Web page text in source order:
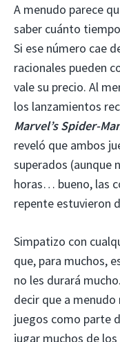
A menudo parece
saber cuánto
Si ese número cae
racionales pueden
vale su precio. Al
los lanzamientos
Marvel’s Spider-
reveló que ambos
superados (aunque
horas… bueno, las
repente estuvieron
Simpatizo con
que, para muchos,
no les durará
decir que a
juegos como parte
jugar muchos de